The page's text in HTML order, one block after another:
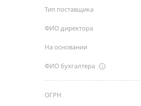
Тип поставщика
ФИО директора
На основании
ФИО бухгалтера
ОГРН